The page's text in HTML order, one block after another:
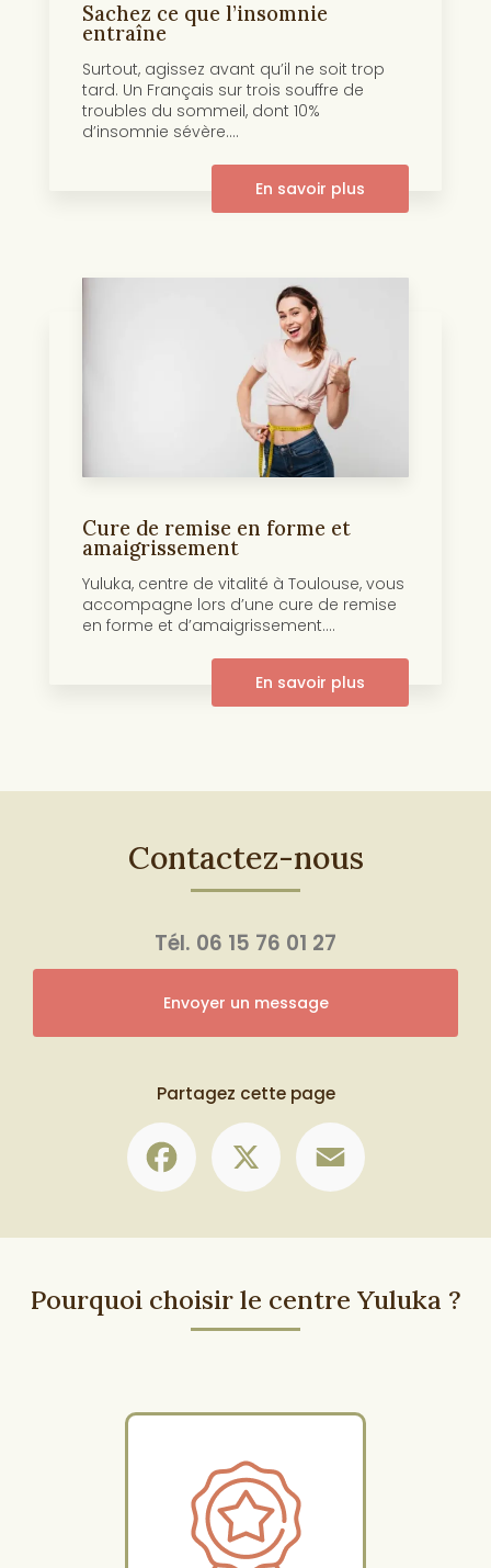
Sachez ce que l’insomnie
entraîne
Surtout, agissez avant qu’il ne soit trop
tard. Un Français sur trois souffre de
troubles du sommeil, dont 10%
d’insomnie sévère....
En savoir plus
Cure de remise en forme et
amaigrissement
Yuluka, centre de vitalité à Toulouse, vous
accompagne lors d’une cure de remise
en forme et d’amaigrissement....
En savoir plus
Contactez-nous
Tél. 06 15 76 01 27
Envoyer un message
Partagez cette page
Facebook
Pourquoi choisir le centre Yuluka ?